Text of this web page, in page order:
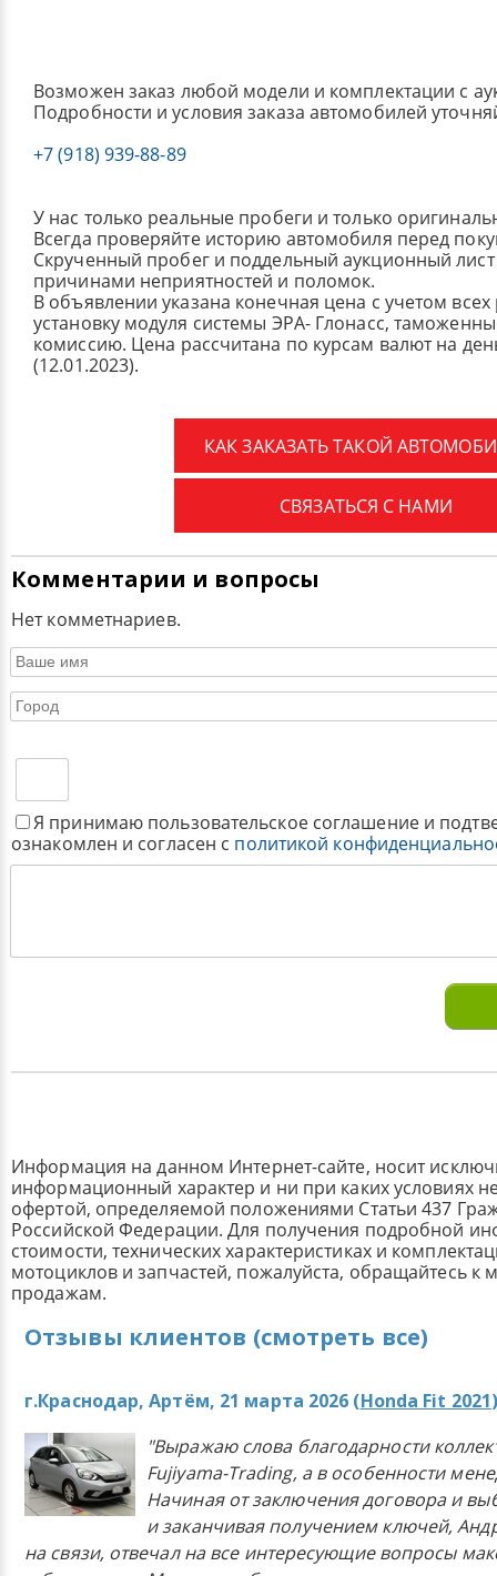
Возможен заказ любой модели и комплектации с
Подробности и условия заказа автомобилей
+7 (918) 939-88-89
У нас только реальные пробеги и только
Всегда проверяйте историю автомобиля перед
Скрученный пробег и поддельный аукционный лист
причинами неприятностей и поломок.
В объявлении указана конечная цена с учетом
установку модуля системы ЭРА- Глонасс,
комиссию. Цена рассчитана по курсам валют на
(12.01.2023).
КАК ЗАКАЗАТЬ ТАКОЙ
СВЯЗАТЬСЯ С НАМИ
Комментарии и вопросы
Нет комметнариев.
Я принимаю пользовательское соглашение и
ознакомлен и согласен с политикой
Информация на данном Интернет-сайте, носит
информационный характер и ни при каких условиях
офертой, определяемой положениями Статьи 437
Российской Федерации. Для получения подробной
стоимости, технических характеристиках и
мотоциклов и запчастей, пожалуйста, обращайтесь к
продажам.
Отзывы клиентов (смотреть все)
г.Краснодар, Артём, 21 марта 2026 (Honda Fit 2021
"Выражаю слова благодарности
Fujiyama-Trading, а в особенности
Начиная от заключения договора и
и заканчивая получением ключей,
на связи, отвечал на все интересующие вопросы